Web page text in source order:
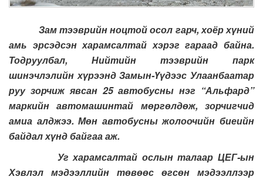
Зам тээврийн ноцтой осол гарч, хоёр хүний
амь эрсэдсэн харамсалтай хэрэг гараад байна.
Тодруулбал, Нийтийн тээврийн парк
шинэчлэлийн хүрээнд Замын-Үүдээс Улаанбаатар
руу зорчиж явсан 25 автобусны нэг “Альфард”
маркийн автомашинтай мөргөлдөж, зорчигчид
амиа алджээ. Мөн автобусны жолоочийн биеийн
байдал хүнд байгаа аж.
Уг харамсалтай ослын талаар ЦЕГ-ын
Хэвлэл мэдээллийн төвөөс өгсөн мэдээллээр